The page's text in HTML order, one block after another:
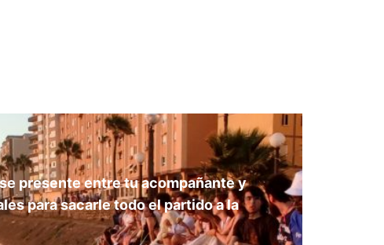
presente entre tu acompañante y
para sacarle todo el partido a la